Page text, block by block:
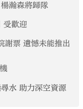
瀚森將歸隊
受歡迎
謝票 遺憾未能推出
水 助力深空資源